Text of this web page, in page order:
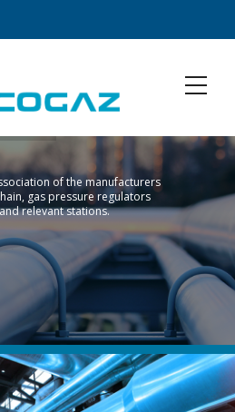
of the manufacturers
gas pressure regulators
relevant stations.